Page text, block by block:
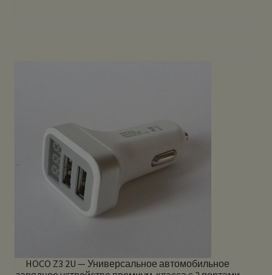
HOCO Z3 2U — Универсальное автомобильное